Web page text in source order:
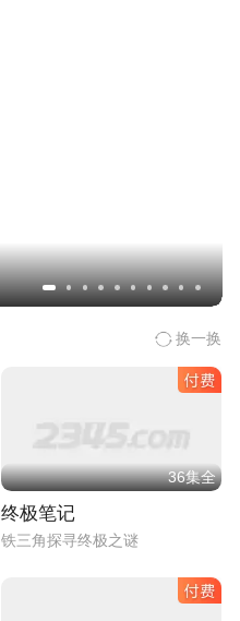
换一换
36集全
终极笔记
铁三角探寻终极之谜